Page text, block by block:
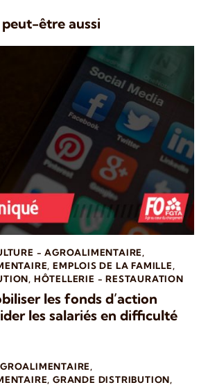
être aussi
- AGROALIMENTAIRE,
,EMPLOIS DE LA FAMILLE,
, HÔTELLERIE - RESTAURATION
les fonds d’action
les salariés en difficulté
,
,GRANDE DISTRIBUTION,